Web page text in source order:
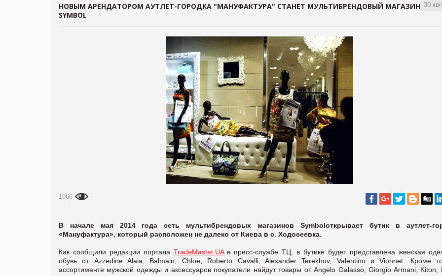
30
НОВЫМ АРЕНДАТОРОМ АУТЛЕТ-ГОРОДКА "МАНУФАКТУРА" СТАНЕТ МУЛЬТИБРЕНДОВЫЙ МАГАЗИН
SYMBOL
1066
В начале мая 2014 года сеть мультибрендовых магазинов Symbolоткрывает бутик в аутлет-
«Мануфактура», который расположен не далеко от Киева в с. Ходосеевка.
Как сообщили редакции портала TradeMaster.UAв пресс-службе ТЦ, в бутике будет представлена женская
обувь от Azzedine Alaia, Balmain, Chloe, Roberto Cavalli, Alexander Terekhov, Valentino и Vionnet. Кроме
ассортименте мужской одежды и аксессуаров покупатели найдут товары от Angelo Galasso, Giorgio Armani, Kiton,